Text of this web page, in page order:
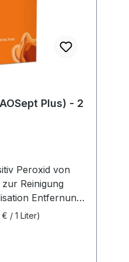
zu
Ravano 03037
address:
contatti/h
Plus) - 2
Peroxid von
Entfernung
100%
/ 1 Liter)